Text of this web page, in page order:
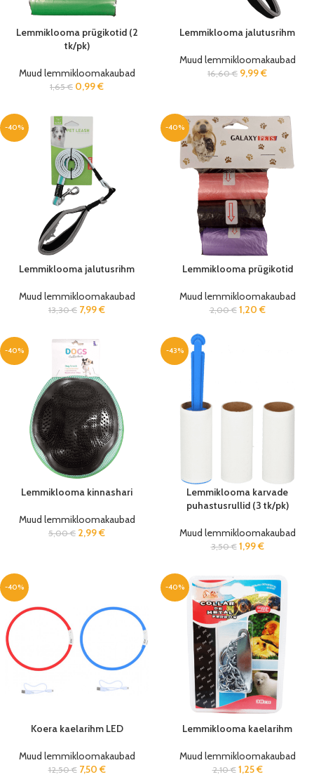
Lemmiklooma prügikotid (2
tk/pk)
Muud lemmikloomakaubad
1,65€ 0,99€
Lemmiklooma jalutusrihm
Muud lemmikloomakaubad
16,60€ 9,99€
-40%
Lemmiklooma jalutusrihm
Muud lemmikloomakaubad
13,30€ 7,99€
-40%
Lemmiklooma prügikotid
Muud lemmikloomakaubad
2,00€ 1,20 €
-40%
Lemmiklooma kinnashari
Muud lemmikloomakaubad
5,00€ 2,99€
-43%
Lemmiklooma karvade
puhastusrullid (3 tk/pk)
Muud lemmikloomakaubad
3,50€ 1,99€
-40%
Koera kaelarihm LED
Muud lemmikloomakaubad
12,50€ 7,50 €
-40%
Lemmiklooma kaelarihm
Muud lemmikloomakaubad
2,10€ 1,25€